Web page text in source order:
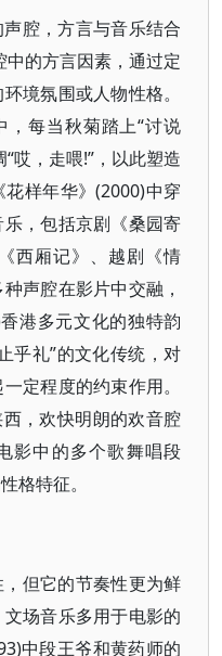
腔，方言与音乐结合
的方言因素，通过定
境氛围或人物性格。
，每当秋菊踏上“讨说
哎，走喂!”，以此塑造
样年华》(2000)中穿
，包括京剧《桑园寄
西厢记》、越剧《情
声腔在影片中交融，
港多元文化的独特韵
乎礼”的文化传统，对
定程度的约束作用。
西，欢快明朗的欢音腔
影中的多个歌舞唱段
格特征。
但它的节奏性更为鲜
场音乐多用于电影的
中段王爷和黄药师的